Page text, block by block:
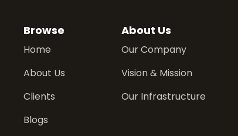
Browse
Home
About Us
Clients
Blogs
About Us
Our Company
Vision & Mission
Our Infrastructure